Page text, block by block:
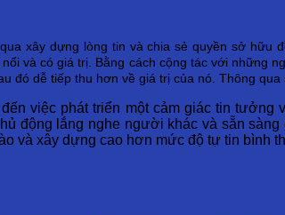
xây dựng lòng tin và chia sẻ quyền sở hữu
và có giá trị. Bằng cách cộng tác với những
đó dễ tiếp thu hơn về giá trị của nó. Thông
việc phát triển một cảm giác tin
động lắng nghe người khác và sẵn
và xây dựng cao hơn mức độ tự tin bình